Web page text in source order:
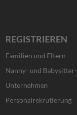
REGISTRIEREN
Familien und Eltern
Nanny- und
Unternehmen
Personalrekrutierung